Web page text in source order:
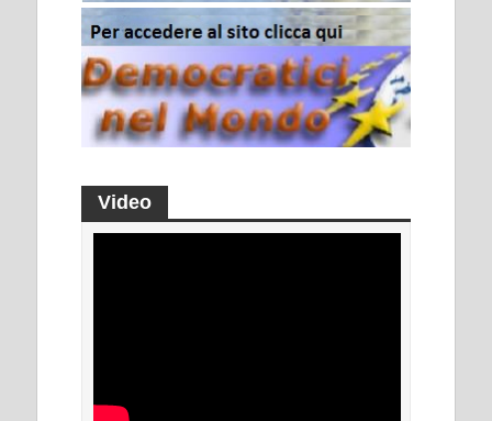
Video